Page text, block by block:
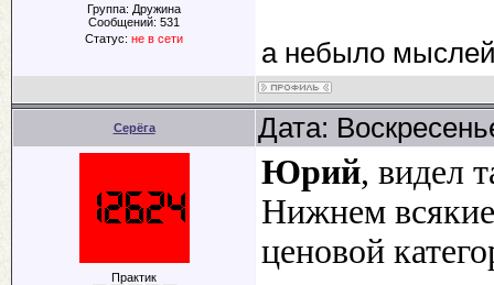
Группа: Дружина
Сообщений: 531
Статус: не в сети а небыло мыслей
Серёга Дата:
Практик
Юрий, видел
Нижнем
ценовой